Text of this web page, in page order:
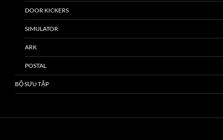
DOOR KICKERS
SIMULATOR
ARK
POSTAL
BỘ SƯU TẬP